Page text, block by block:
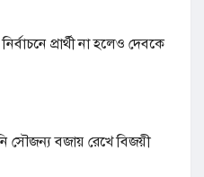
প্রার্থী না হলেও দেবকে
সৌজন্য বজায় রেখে বিজয়ী